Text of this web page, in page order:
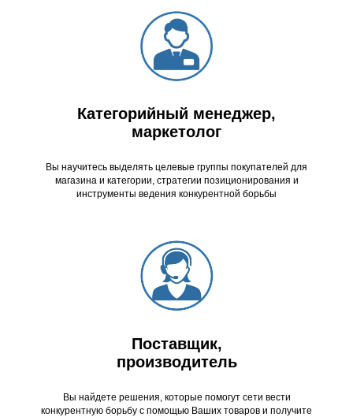
Категорийный менеджер,
маркетолог
Вы научитесь выделять целевые группы покупателей для
магазина и категории, стратегии позиционирования и
инструменты ведения конкурентной борьбы
Поставщик,
производитель
Вы найдете решения, которые помогут сети вести
конкурентную борьбу с помощью Ваших товаров и получите